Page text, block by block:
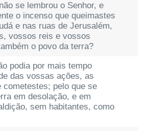
se lembrou o Senhor, e
o incenso que queimastes
e nas ruas de Jerusalém,
vossos reis e vossos
o povo da terra?
podia por mais tempo
das vossas ações, as
cometestes; pelo que se
em desolação, e em
sem habitantes, como